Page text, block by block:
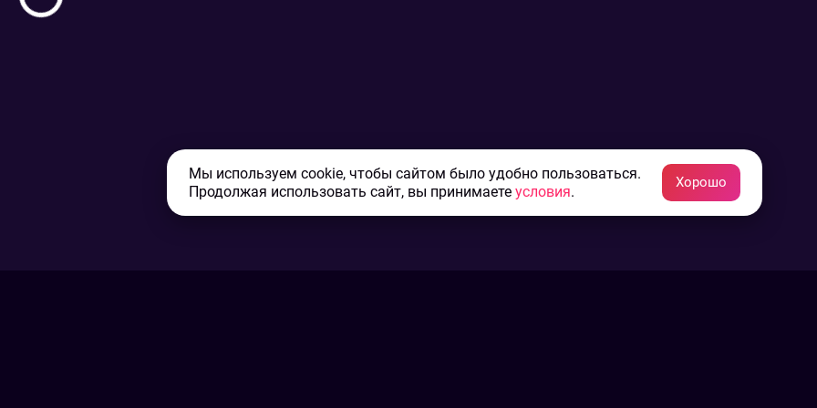
Мы используем cookie, чтобы сайтом было удобно пользоваться.
Продолжая использовать сайт, вы принимаете условия.
Хорошо